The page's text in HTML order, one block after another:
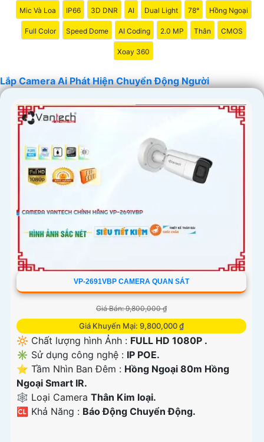
Mic Và Loa IP66 3D DNR AI Dual Light 78° Hồng Ngoại
Full Color Speed Dome AI Coding 2.0 MP Thân CMOS
Xoay 360
Lắp Camera Ai Phát Hiện Chuyển Động Người
VP-2691VBP CAMERA QUAN SÁT
Giá Bán: 9,800,000 ₫
Giá Khuyến Mại: 9,800,000 ₫
🔆 Chất lượng hình Ảnh : FULL HD 1080P .
✳️ Sử dụng công nghệ : IP POE.
⭐ Tầm Nhìn Ban Đêm : Hồng Ngoại 80m Hồng
Ngoại Smart IR.
🕸️ Loại Camera Thân Kim loại.
️🆑 Khả Năng : Báo Động Chuyển Động.